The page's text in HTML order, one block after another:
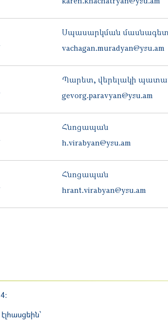
Սպասարկման մասնագետ
vachagan.muradyan@ysu.am
Պարետ, վերելակի
gevorg.paravyan@ysu.am
Հնոցապան
h.virabyan@ysu.am
Հնոցապան
hrant.virabyan@ysu.am